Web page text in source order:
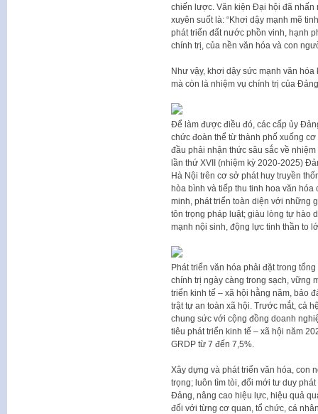
chiến lược. Văn kiện Đại hội đã nhấn
xuyên suốt là: “Khơi dậy mạnh mẽ
phát triển đất nước phồn vinh, hạnh
chính trị, của nền văn hóa và con
Như vậy, khơi dậy sức mạnh văn
mà còn là nhiệm vụ chính trị của
Để làm được điều đó, các cấp ủy
chức đoàn thể từ thành phố xuống
đầu phải nhận thức sâu sắc về
lần thứ XVII (nhiệm kỳ 2020-2025)
Hà Nội trên cơ sở phát huy truyền
hòa bình và tiếp thu tinh hoa văn
minh, phát triển toàn diện với những
tôn trọng pháp luật; giàu lòng tự hào
mạnh nội sinh, động lực tinh thần to
Phát triển văn hóa phải đặt trong
chính trị ngày càng trong sạch, vững
triển kinh tế – xã hội hằng năm, bảo
trật tự an toàn xã hội. Trước mắt, cả
chung sức với cộng đồng doanh
tiêu phát triển kinh tế – xã hội năm
GRDP từ 7 đến 7,5%.
Xây dựng và phát triển văn hóa, con
trọng; luôn tìm tòi, đổi mới tư duy
Đảng, nâng cao hiệu lực, hiệu quả
đối với từng cơ quan, tổ chức, cá